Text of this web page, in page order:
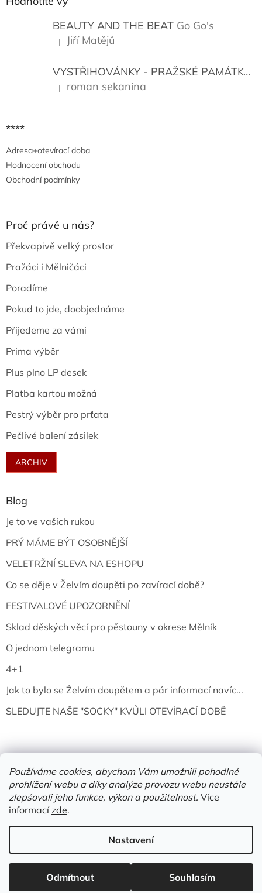
Používáme cookies, abychom Vám umožnili pohodlné
prohlížení webu a díky analýze provozu webu neustále
zlepšovali jeho funkce, výkon a použitelnost. Více
informacízde.
Nastavení
Odmítnout Souhlasím
BEAUTY AND THE BEAT Go Go's
Hodnocení produktu je 5 z 5 hvězdiček.
| Jiří Matějů
VYSTŘIHOVÁNKY - PRAŽSKÉ PAMÁTKY
Hodnocení produktu je 5 z 5 hvězdiček.
| roman sekanina
****
Adresa+otevírací doba
Hodnocení obchodu
Obchodní podmínky
Proč právě u nás?
Překvapivě velký prostor
Pražáci i Mělničáci
Poradíme
Pokud to jde, doobjednáme
Přijedeme za vámi
Prima výběr
Plus plno LP desek
Platba kartou možná
Pestrý výběr pro prťata
Pečlivé balení zásilek
ARCHIV
Blog
Je to ve vašich rukou
PRÝ MÁME BÝT OSOBNĚJŠÍ
VELETRŽNÍ SLEVA NA ESHOPU
Co se děje v Želvím doupěti po zavírací době?
FESTIVALOVÉ UPOZORNĚNÍ
Sklad děských věcí pro pěstouny v okrese Mělník
O jednom telegramu
4+1
Jak to bylo se Želvím doupětem a pár informací navíc...
SLEDUJTE NAŠE "SOCKY" KVŮLI OTEVÍRACÍ DOBĚ
Vytvořil Shoptet
Copyright 2026Želví doupě | knihy & vinyly | Mělník. Všechna
práva vyhrazena.
Upravit nastavení cookies